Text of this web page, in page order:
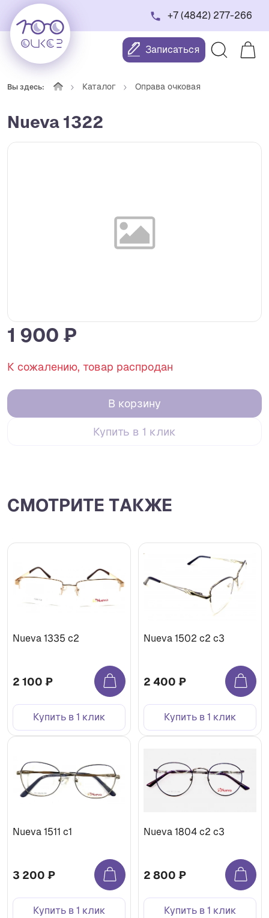
+7 (4842) 277-266
Записаться
Вы здесь: Каталог Оправа очковая
Nueva 1322
1 900 ₽
К сожалению, товар распродан
В корзину
Купить в 1 клик
СМОТРИТЕ ТАКЖЕ
Nueva 1335 с2
2 100 ₽
Купить в 1 клик
Nueva 1502 с2 с3
2 400 ₽
Купить в 1 клик
Nueva 1511 с1
3 200 ₽
Купить в 1 клик
Nueva 1804 с2 с3
2 800 ₽
Купить в 1 клик